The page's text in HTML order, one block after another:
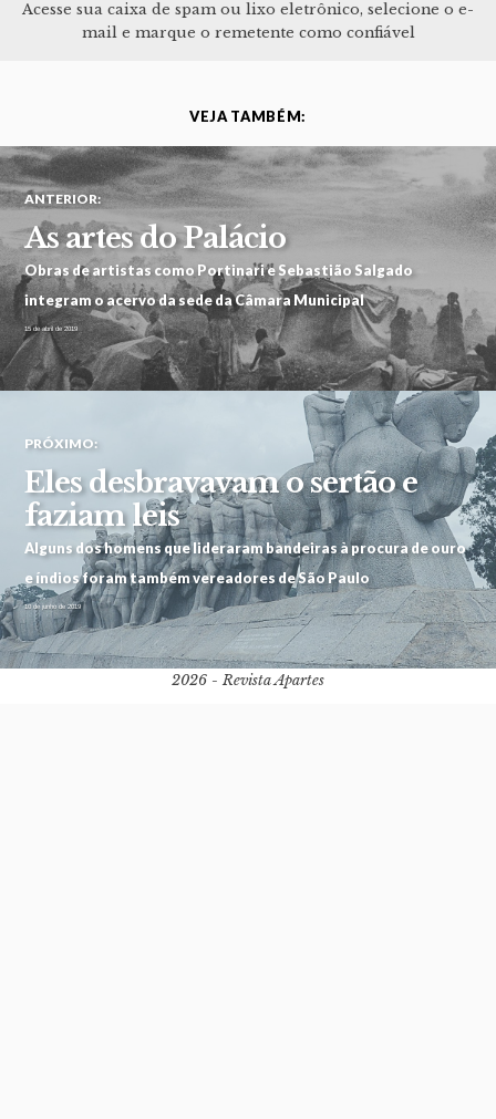
Acesse sua caixa de spam ou lixo eletrônico, selecione o e-
mail e marque o remetente como confiável
VEJA TAMBÉM:
ANTERIOR:
As artes do Palácio
Obras de artistas como Portinari e Sebastião Salgado
integram o acervo da sede da Câmara Municipal
15 de abril de 2019
PRÓXIMO:
Eles desbravavam o sertão e
faziam leis
Alguns dos homens que lideraram bandeiras à procura de ouro
e índios foram também vereadores de São Paulo
10 de junho de 2019
2026 - Revista Apartes